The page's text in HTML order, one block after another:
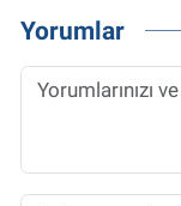
Yorumlar